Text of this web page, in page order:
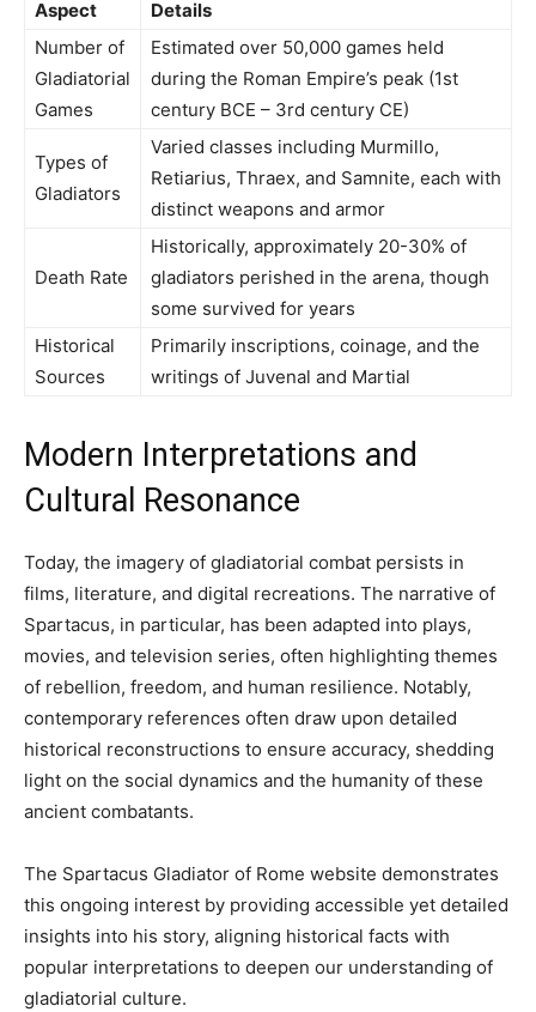
Aspect
Details
Number of
Gladiatorial
Games
Estimated over 50,000 games held
during the Roman Empire’s peak (1st
century BCE – 3rd century CE)
Types of
Gladiators
Varied classes including Murmillo,
Retiarius, Thraex, and Samnite, each with
distinct weapons and armor
Death Rate
Historically, approximately 20-30% of
gladiators perished in the arena, though
some survived for years
Historical
Sources
Primarily inscriptions, coinage, and the
writings of Juvenal and Martial
Modern Interpretations and
Cultural Resonance
Today, the imagery of gladiatorial combat persists in
films, literature, and digital recreations. The narrative of
Spartacus, in particular, has been adapted into plays,
movies, and television series, often highlighting themes
of rebellion, freedom, and human resilience. Notably,
contemporary references often draw upon detailed
historical reconstructions to ensure accuracy, shedding
light on the social dynamics and the humanity of these
ancient combatants.
The Spartacus Gladiator of Rome website demonstrates
this ongoing interest by providing accessible yet detailed
insights into his story, aligning historical facts with
popular interpretations to deepen our understanding of
gladiatorial culture.